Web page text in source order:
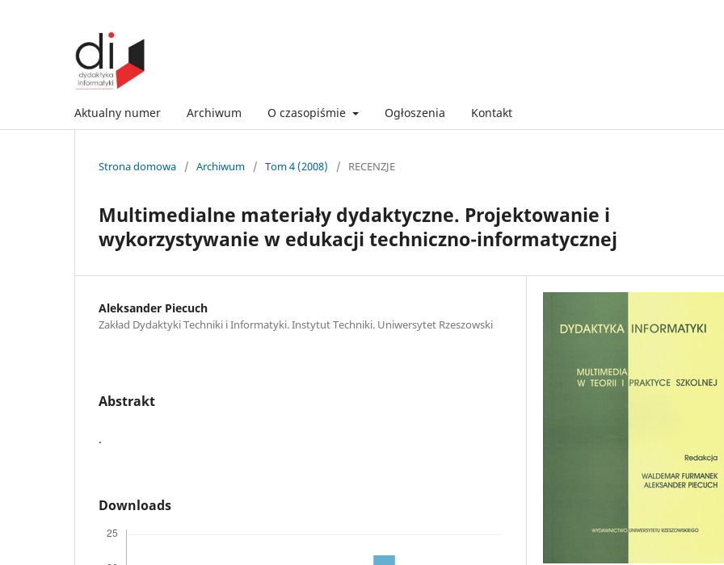
Aktualny numer Archiwum O czasopiśmie Ogłoszenia Kontakt
Strona domowa / Archiwum / Tom 4 (2008) / RECENZJE
Multimedialne materiały dydaktyczne. Projektowanie i
wykorzystywanie w edukacji techniczno-informatycznej
Aleksander Piecuch
Zakład Dydaktyki Techniki i Informatyki. Instytut Techniki. Uniwersytet Rzeszowski
Abstrakt
.
Downloads